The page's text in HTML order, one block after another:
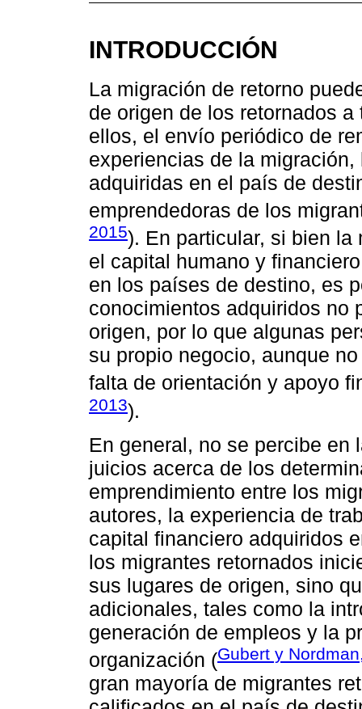
INTRODUCCIÓN
La migración de retorno
de origen de los retornados
ellos, el envío periódico de
experiencias de la
adquiridas en el país de
emprendedoras de los
2015). En particular, si bien la
el capital humano y
en los países de destino, es
conocimientos adquiridos no
origen, por lo que algunas
su propio negocio, aunque
falta de orientación y apoyo
2013).
En general, no se percibe en
juicios acerca de los
emprendimiento entre los
autores, la experiencia de
capital financiero adquiridos
los migrantes retornados
sus lugares de origen, sino
adicionales, tales como la
generación de empleos y la
organización (Gubert y
gran mayoría de migrantes